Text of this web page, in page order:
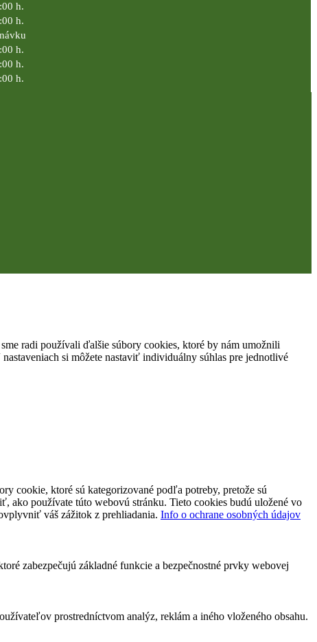
h.
h.
h.
h.
h.
radi používali ďalšie súbory cookies, ktoré by nám umožnili
si môžete nastaviť individuálny súhlas pre jednotlivé
cookie, ktoré sú kategorizované podľa potreby, pretože sú
ako používate túto webovú stránku. Tieto cookies budú uložené vo
váš zážitok z prehliadania. Info o ochrane osobných údajov
zabezpečujú základné funkcie a bezpečnostné prvky webovej
prostredníctvom analýz, reklám a iného vloženého obsahu.